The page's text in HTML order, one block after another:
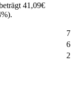
41,09€
%).
7
6
2